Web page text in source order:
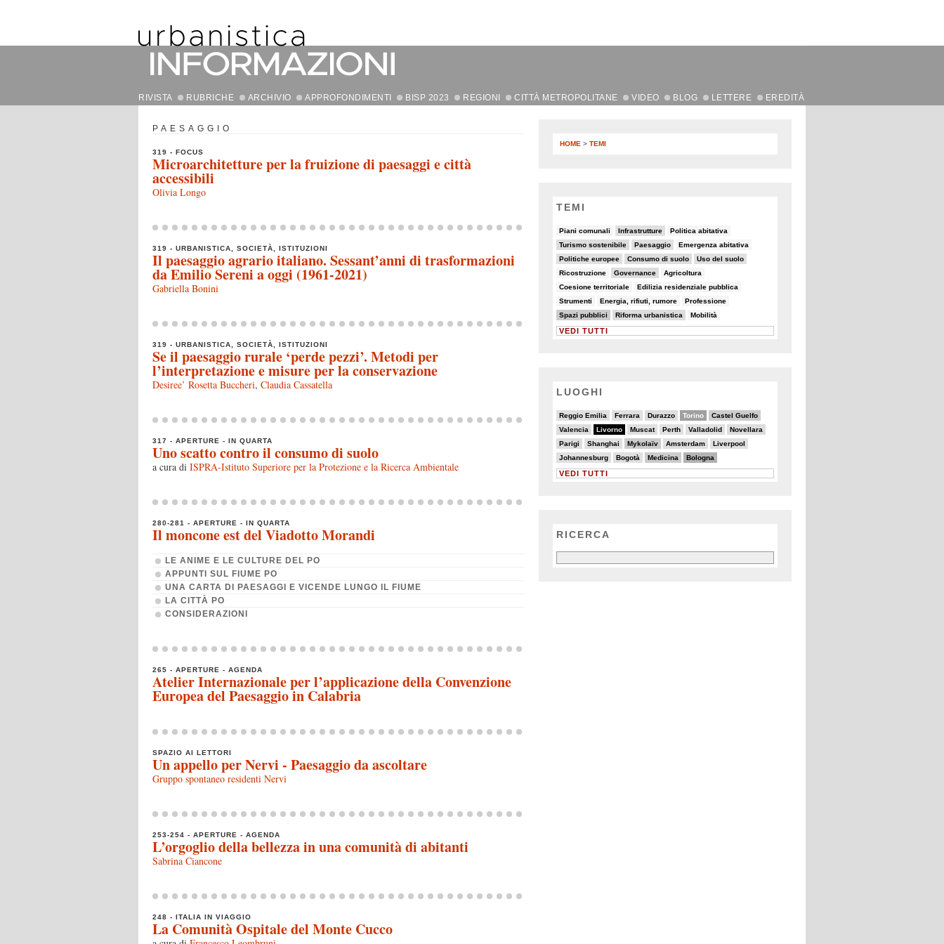
RIVISTA RUBRICHE ARCHIVIO APPROFONDIMENTI BISP 2023 REGIONI CITTÀ METROPOLITANE VIDEO BLOG LETTERE EREDITÀ
PAESAGGIO
319 - FOCUS
Microarchitetture per la fruizione di paesaggi e città
accessibili
Olivia Longo
319 - URBANISTICA, SOCIETÀ, ISTITUZIONI
Il paesaggio agrario italiano. Sessant’anni di trasformazioni
da Emilio Sereni a oggi (1961-2021)
Gabriella Bonini
319 - URBANISTICA, SOCIETÀ, ISTITUZIONI
Se il paesaggio rurale ‘perde pezzi’. Metodi per
l’interpretazione e misure per la conservazione
Desiree’ Rosetta Buccheri, Claudia Cassatella
317 - APERTURE - IN QUARTA
Uno scatto contro il consumo di suolo
a cura di ISPRA-Istituto Superiore per la Protezione e la Ricerca Ambientale
280-281 - APERTURE - IN QUARTA
Il moncone est del Viadotto Morandi
LE ANIME E LE CULTURE DEL PO
APPUNTI SUL FIUME PO
UNA CARTA DI PAESAGGI E VICENDE LUNGO IL FIUME
LA CITTÀ PO
CONSIDERAZIONI
265 - APERTURE - AGENDA
Atelier Internazionale per l’applicazione della Convenzione
Europea del Paesaggio in Calabria
SPAZIO AI LETTORI
Un appello per Nervi - Paesaggio da ascoltare
Gruppo spontaneo residenti Nervi
253-254 - APERTURE - AGENDA
L’orgoglio della bellezza in una comunità di abitanti
Sabrina Ciancone
248 - ITALIA IN VIAGGIO
La Comunità Ospitale del Monte Cucco
HOME > TEMI
TEMI
Piani comunali
7/82 Infrastrutture
15/82 Politica abitativa
8/82
Turismo sostenibile
18/82 Paesaggio
13/82 Emergenza abitativa
7/82
Politiche europee
11/82 Consumo di suolo
19/82 Uso del suolo
9/82
Ricostruzione
6/82 Governance
18/82 Agricoltura
5/82
Coesione territoriale
8/82 Edilizia residenziale pubblica
7/82
Strumenti
6/82 Energia, rifiuti, rumore
6/82 Professione
5/82
Spazi pubblici
32/82 Riforma urbanistica
20/82 Mobilità
5/82
VEDI TUTTI
LUOGHI
Reggio Emilia
2/20 Ferrara
2/20 Durazzo
5/20 Torino
10/20 Castel Guelfo
6/20
Valencia
5/20 Livorno
20/20 Muscat
3/20 Perth
3/20 Valladolid
3/20 Novellara
4/20
Parigi
4/20 Shanghai
3/20 Mykolaïv
7/20 Amsterdam
3/20 Liverpool
3/20
Johannesburg
3/20 Bogotà
2/20 Medicina
6/20 Bologna
8/20
VEDI TUTTI
RICERCA